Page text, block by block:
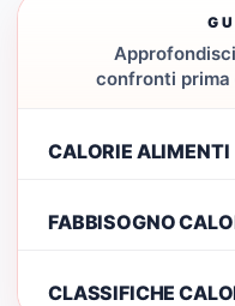
confronti prima
CALORIE ALIMENTI
FABBISOGNO
CLASSIFICHE